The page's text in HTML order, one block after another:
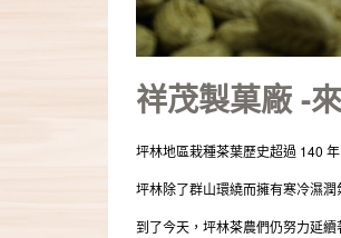
祥茂製菓廠 -
坪林地區栽種茶葉歷史超過 140
坪林除了群山環繞而擁有寒冷濕
到了今天，坪林茶農們仍努力延